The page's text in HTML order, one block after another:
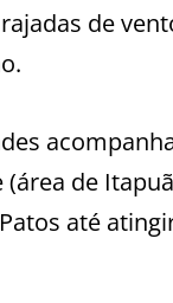
de
de
até